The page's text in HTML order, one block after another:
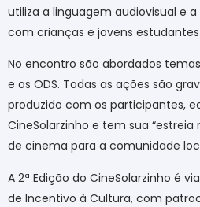
utiliza a linguagem audiovisual e
com crianças e jovens
No encontro são abordados
e os ODS. Todas as ações são
produzido com os participantes,
CineSolarzinho e tem sua “estreia
de cinema para a comunidade
A 2ª Edição do CineSolarzinho é
de Incentivo à Cultura, com